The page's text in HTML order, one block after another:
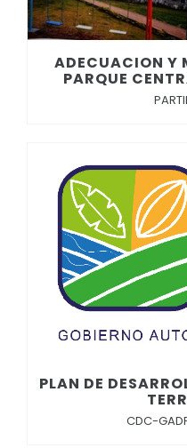
ADECUACION Y
PARQUE
PLAN DE
CDC-